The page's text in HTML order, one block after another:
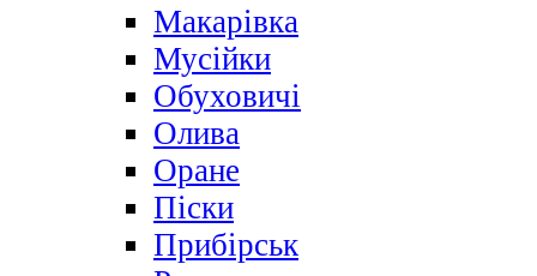
Макарівка
Мусійки
Обуховичі
Олива
Оране
Піски
Прибірськ